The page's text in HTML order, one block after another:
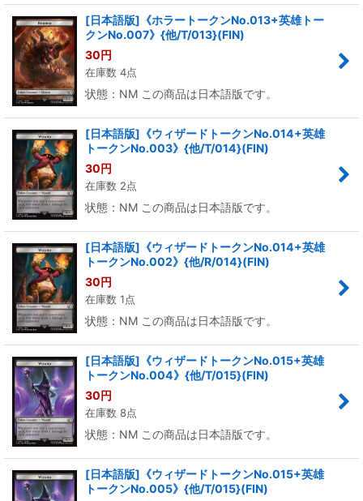
[日本語版]《ホラートークンNo.013+英雄トー
クンNo.007》{他/T/013}(FIN)
30円
在庫数 4点
状態：NM この商品は日本語版です。
[日本語版]《ウィザードトークンNo.014+英雄
トークンNo.003》{他/T/014}(FIN)
30円
在庫数 2点
状態：NM この商品は日本語版です。
[日本語版]《ウィザードトークンNo.014+英雄
トークンNo.002》{他/R/014}(FIN)
30円
在庫数 1点
状態：NM この商品は日本語版です。
[日本語版]《ウィザードトークンNo.015+英雄
トークンNo.004》{他/T/015}(FIN)
30円
在庫数 8点
状態：NM この商品は日本語版です。
[日本語版]《ウィザードトークンNo.015+英雄
トークンNo.005》{他/T/015}(FIN)